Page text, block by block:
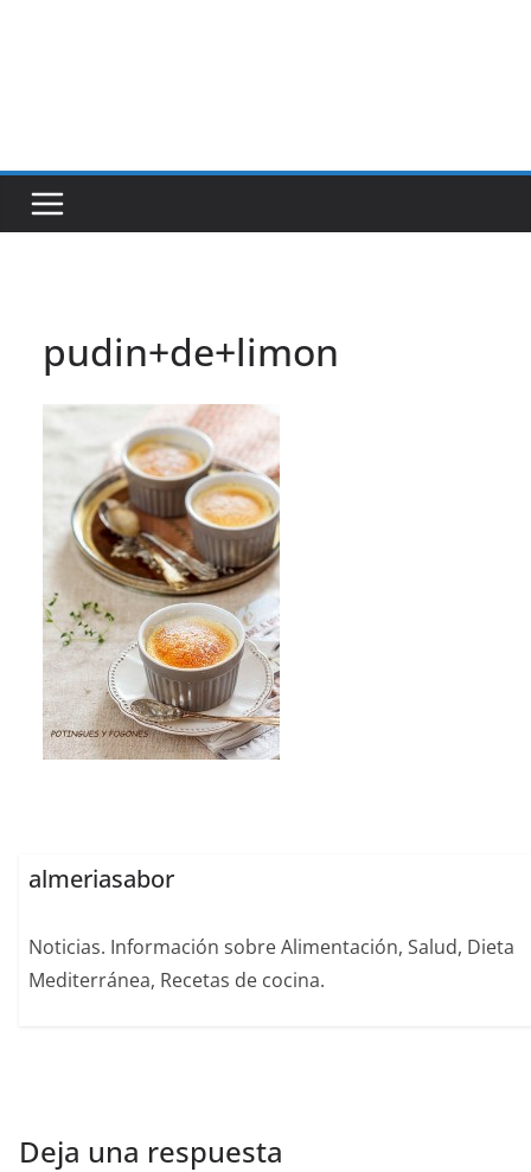
pudin+de+limon
almeriasabor
Noticias. Información sobre Alimentación, Salud, Dieta
Mediterránea, Recetas de cocina.
Deja una respuesta